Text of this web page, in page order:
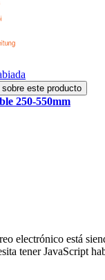
este producto
250-550mm
electrónico está
tener JavaScript